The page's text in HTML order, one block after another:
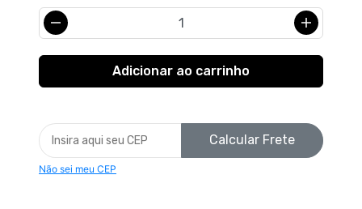
Calcular Frete
Não sei meu CEP